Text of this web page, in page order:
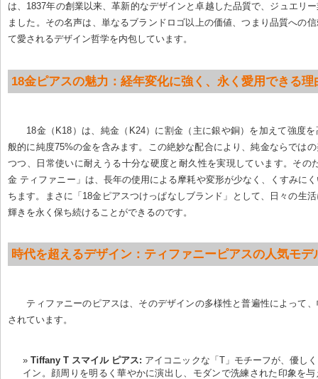
は、1837年の創業以来、革新的なデザインと卓越した品質で、ジュエリ
ました。その名声は、単なるブランドロゴ以上の価値、つまり品質への
て愛されるデザイン哲学を内包しています。
18金ピアスの魅力：経年変化に強く、永く愛用できる理
18金（K18）は、純金（K24）に割金（主に銀や銅）を加えて強度
般的に純度75%の金を含みます。この絶妙な配合により、純金ならでは
つつ、日常使いに耐えうる十分な硬度と耐久性を実現しています。その
金 ティファニー」は、長年の使用による摩耗や変形が少なく、くすみに
ちます。まさに「18金ピアスつけっぱなしブランド」として、日々の生
輝きを永く保ち続けることができるのです。
時代を超えるデザイン：ティファニーピアスの人気モデ
ティファニーのピアスは、そのデザインの多様性と普遍性によって
されています。
Tiffany T スマイル ピアス: アイコニックな「T」モチーフが、優し
イン。顔周りを明るく華やかに演出し、モダンで洗練された印象を